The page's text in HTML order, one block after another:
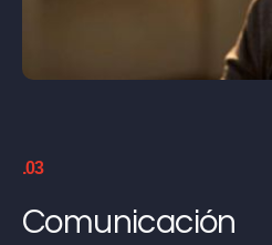
.03
Comunicación